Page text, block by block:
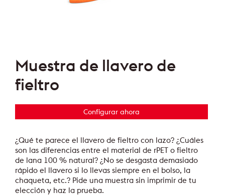
Muestra de llavero de
fieltro
Configurar ahora
¿Qué te parece el llavero de fieltro con lazo? ¿Cuáles
son las diferencias entre el material de rPET o fieltro
de lana 100 % natural? ¿No se desgasta demasiado
rápido el llavero si lo llevas siempre en el bolso, la
chaqueta, etc.? Pide una muestra sin imprimir de tu
elección y haz la prueba.